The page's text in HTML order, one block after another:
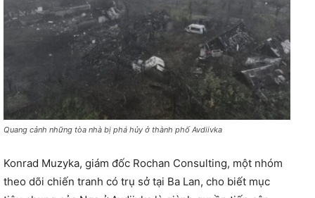
Quang cảnh những tòa nhà bị phá hủy ở thành phố Avdiivka
Konrad Muzyka, giám đốc Rochan Consulting, một nhóm
theo dõi chiến tranh có trụ sở tại Ba Lan, cho biết mục